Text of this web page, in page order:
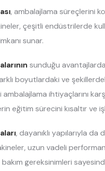
, ambalajlama süreçlerini
çeşitli endüstrilerde
sunar.
sunduğu
boyutlardaki ve
ihtiyaçlarını
eğitim sürecini kısaltır ve
, dayanıklı yapılarıyla
uzun vadeli
bakım gereksinimleri